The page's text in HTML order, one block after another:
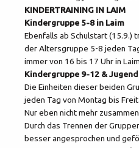
KINDERTRAINING IN LAIM
Kindergruppe 5-8 in Laim
Ebenfalls ab Schulstart (15.9.)
der Altersgruppe 5-8 jeden
immer von 16 bis 17 Uhr in
Kindergruppe 9-12 &
Die Einheiten dieser beiden
jeden Tag von Montag bis
Nur eben nicht mehr
Durch das Trennen der
besser angesprochen und